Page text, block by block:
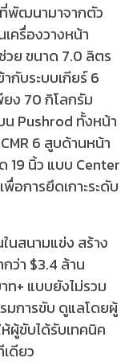
พัฒนามาจากตัว
ครื่องวางหน้า
วย ขนาด 7.0 ลิตร
กับระบบเกียร์ 6
ยง 70 กิโลกรัม
น Pushrod ทั้งหน้า
6 สูบด้านหน้า
19 นิ้ว แบบ Center
อการยึดเกาะระดับ
นสนามแข่ง สร้าง
ว่า $3.4 ล้าน
+ แบบยังไม่รวม
มการขับ ดูแลโดยผู้
ผู้ขับได้รับเทคนิค
ดียว